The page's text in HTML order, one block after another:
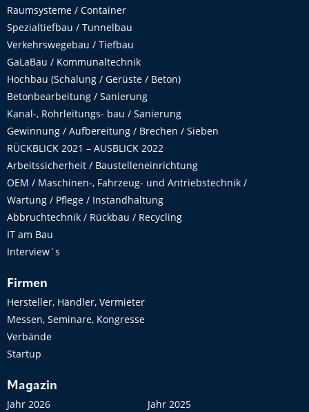
Raumsysteme / Container
Spezialtiefbau / Tunnelbau
Verkehrswegebau / Tiefbau
GaLaBau / Kommunaltechnik
Hochbau (Schalung / Gerüste / Beton)
Betonbearbeitung / Sanierung
Kanal-, Rohrleitungs- bau / Sanierung
Gewinnung / Aufbereitung / Brechen / Sieben
RÜCKBLICK 2021 – AUSBLICK 2022
Arbeitssicherheit / Baustelleneinrichtung
OEM / Maschinen-, Fahrzeug- und Antriebstechnik /
Wartung / Pflege / Instandhaltung
Abbruchtechnik / Rückbau / Recycling
IT am Bau
Interview´s
Firmen
Hersteller, Händler, Vermieter
Messen, Seminare, Kongresse
Verbände
Startup
Magazin
Jahr 2026
Jahr 2025